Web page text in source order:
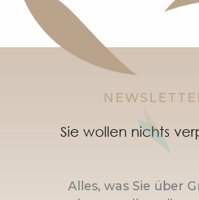
Sie wollen nichts
Alles, was Sie über